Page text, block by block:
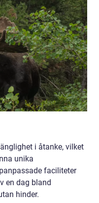
i åtanke, vilket
unika
faciliteter
en dag bland
hinder.